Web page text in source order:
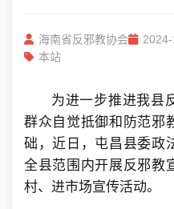
海南省反邪教协会
本站
为进一步推进我县
群众自觉抵御和防范邪
础，近日，屯昌县委政
全县范围内开展反邪教
村、进市场宣传活动。